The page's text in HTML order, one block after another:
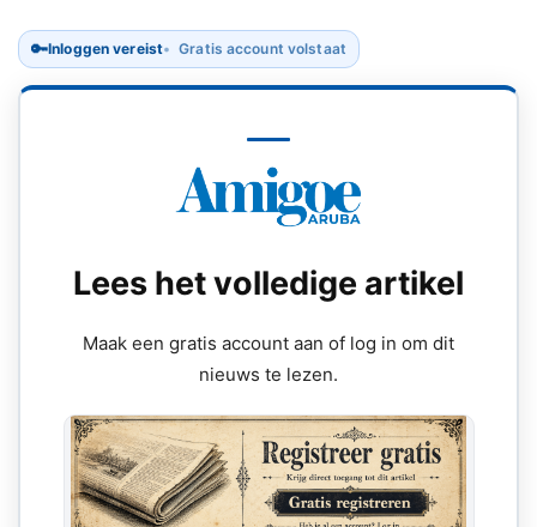
🔑Inloggen vereist Gratis account volstaat
Lees het volledige artikel
Maak een gratis account aan of log in om dit
nieuws te lezen.